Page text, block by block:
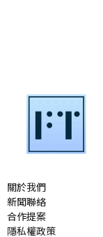
關於我們
新聞聯絡
合作提案
隱私權政策